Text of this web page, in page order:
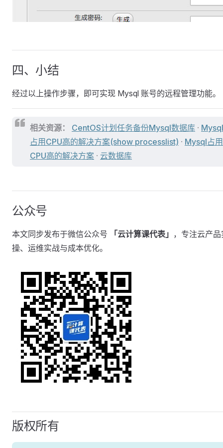
四、小结
经过以上操作步骤，即可实现 Mysql 账号的远程管理功能。
相关资源： CentOS计划任务备份Mysql数据库 · Mysql
占用CPU高的解决方案(show processlist) · Mysql占用
CPU高的解决方案 · 云数据库
公众号
本文同步发布于微信公众号 「云计算课代表」 ，专注云产品
操、运维实战与成本优化。
版权所有